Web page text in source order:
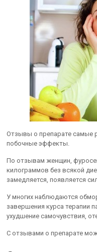
Отзывы о препарате самые
побочные эффекты.
По отзывам женщин,
килограммов без всякой
замедляется, появляется
У многих наблюдаются
завершения курса терапии
ухудшение самочувствия,
С отзывами о препарате